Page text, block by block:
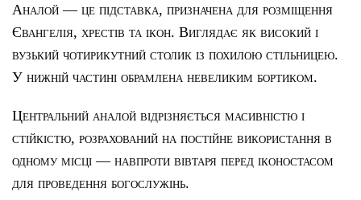
Аналой — це підставка, призначена для розміщення
Євангелія, хрестів та ікон. Виглядає як високий і
вузький чотирикутний столик із похилою стільницею.
У нижній частині обрамлена невеликим бортиком.
Центральний аналой відрізняється масивністю і
стійкістю, розрахований на постійне використання в
одному місці — навпроти вівтаря перед іконостасом
для проведення богослужінь.